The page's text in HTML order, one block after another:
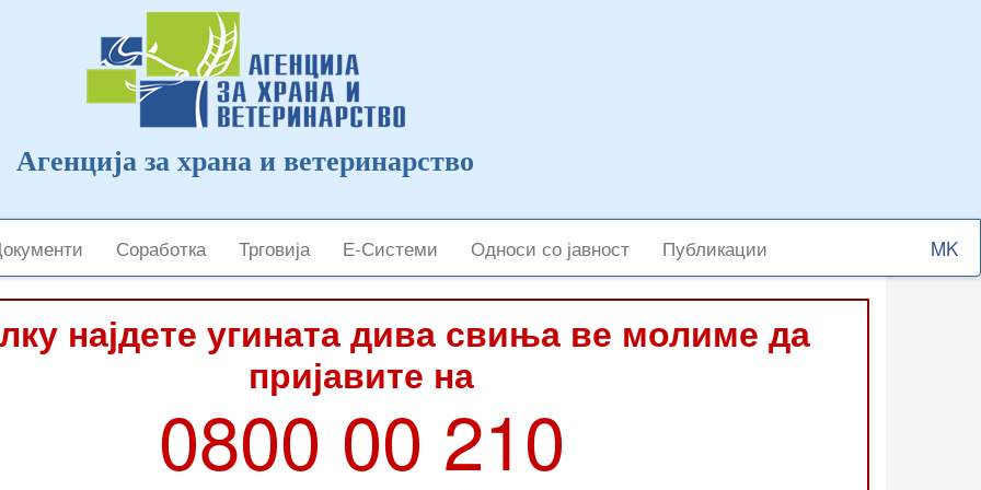
Агенција за храна и ветеринарство
Соработка Трговија Е-Системи Односи со јавност Публикации
Select
your
најдете угината дива свиња ве молиме да
пријавите на
0800 00 210